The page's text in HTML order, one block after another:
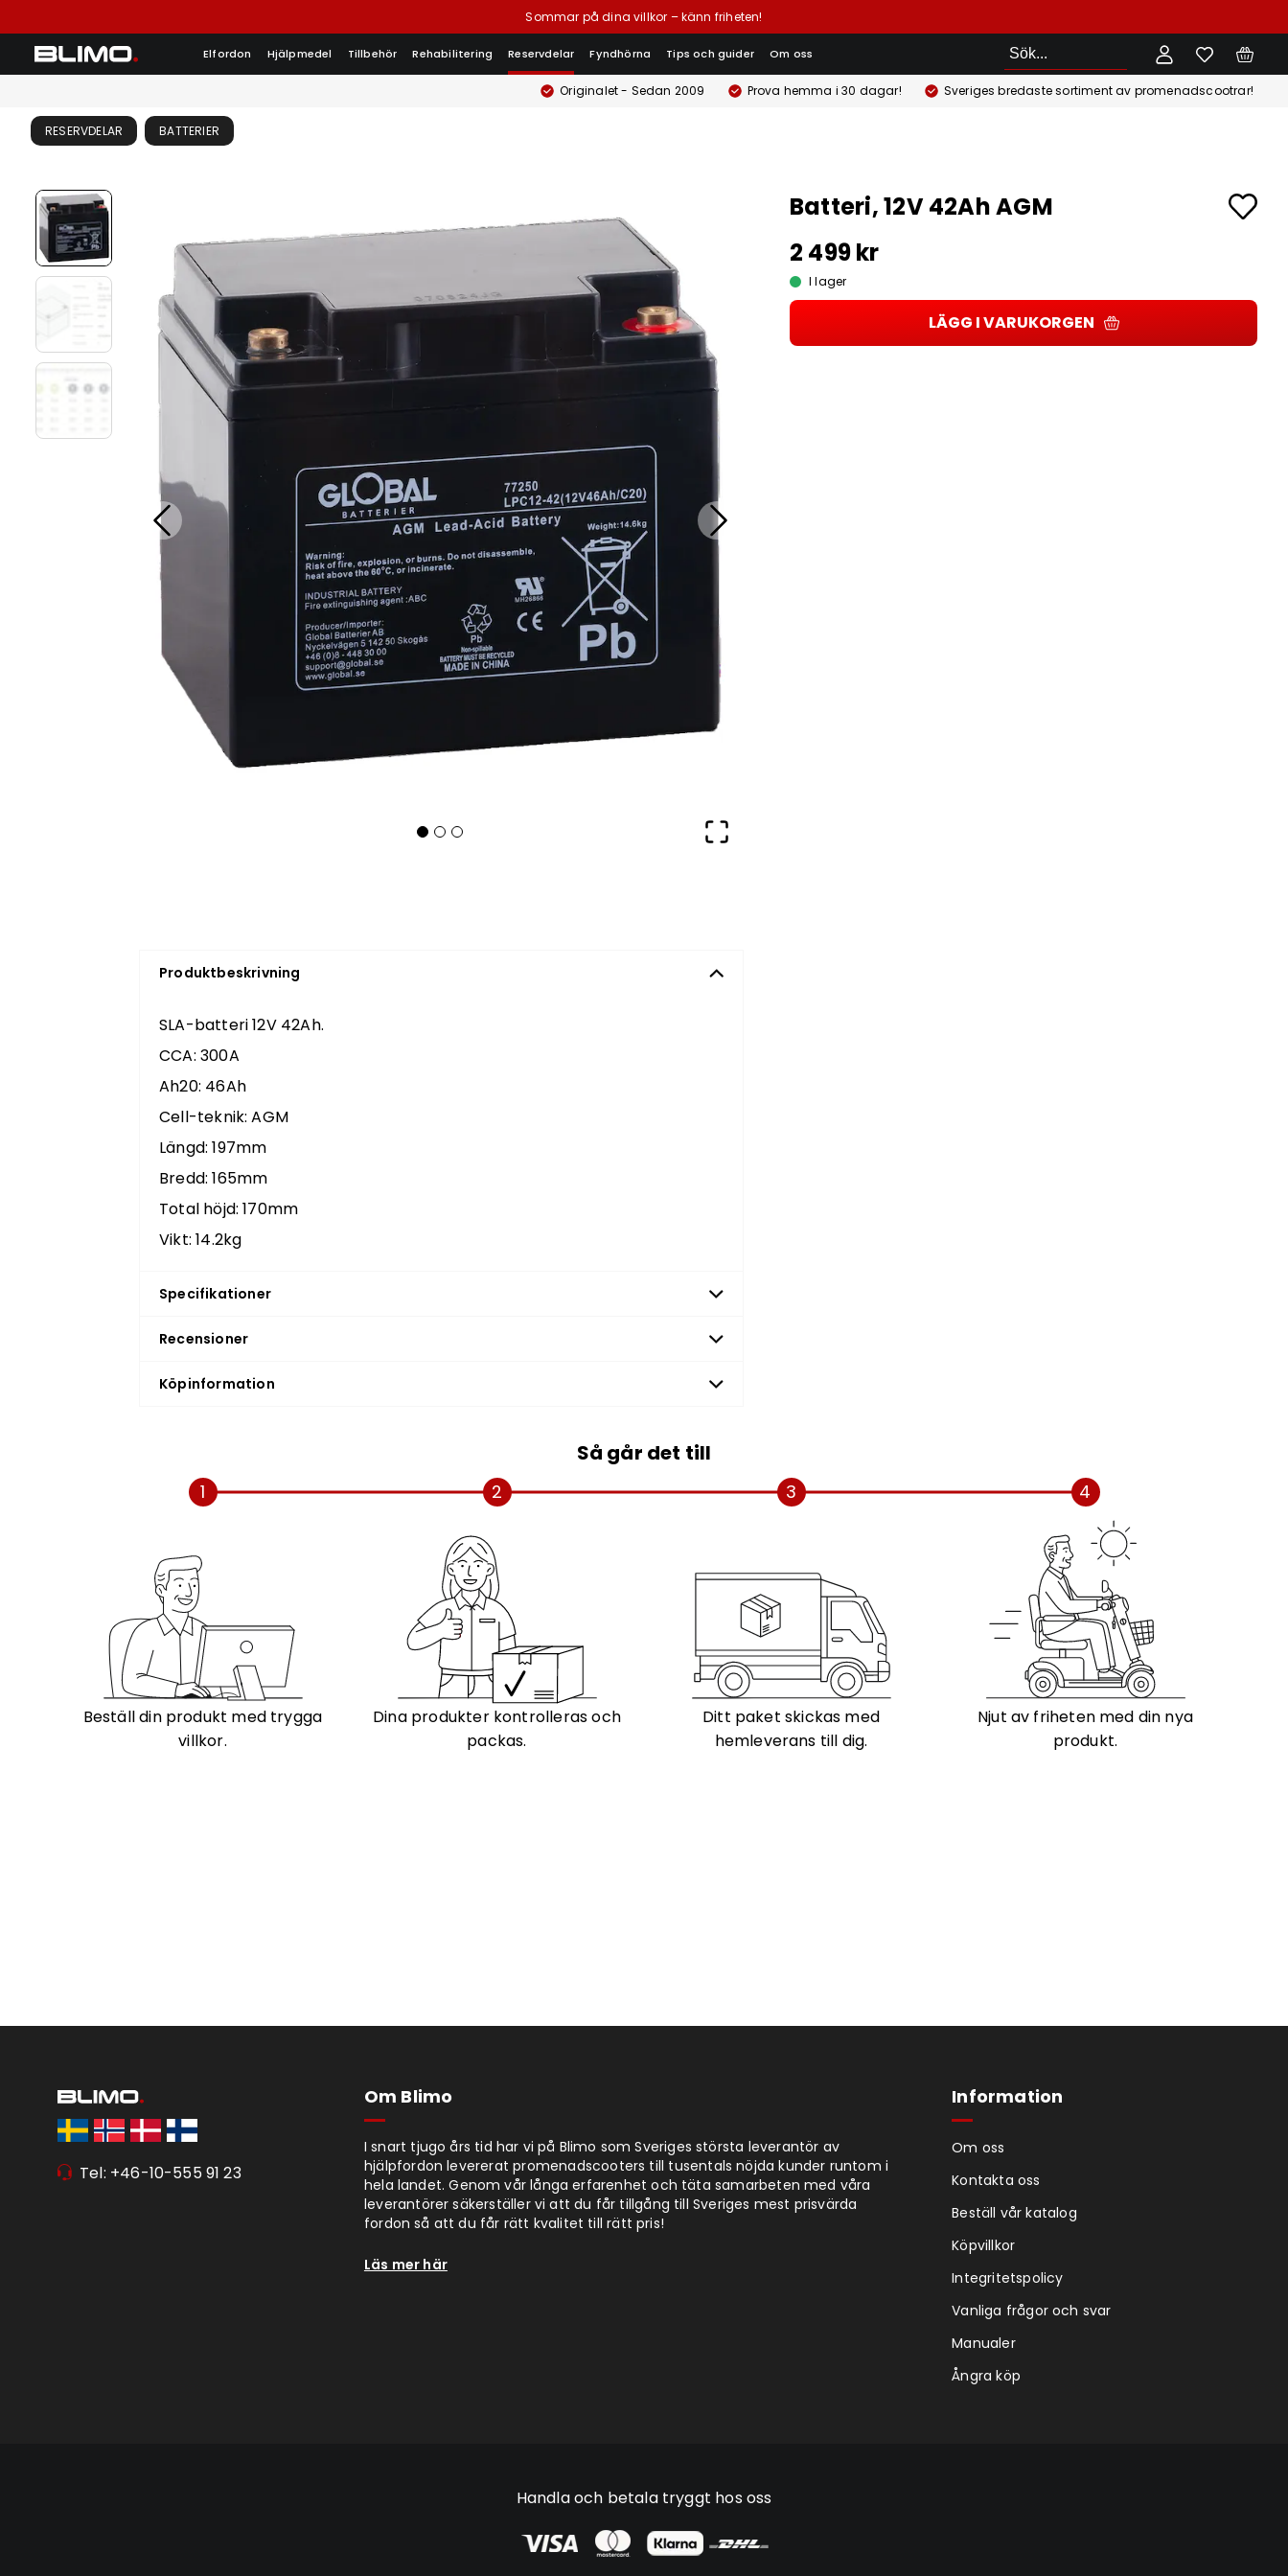
Sommar på dina villkor – känn friheten!
Elfordon Hjälpmedel Tillbehör Rehabilitering Reservdelar Fyndhörna Tips och guider Om oss Sök
Originalet - Sedan 2009 Prova hemma i 30 dagar! Sveriges bredaste sortiment av promenadscootrar!
RESERVDELAR BATTERIER
Batteri, 12V 42Ah AGM
2 499 kr
I lager
LÄGG I VARUKORGEN
Produktbeskrivning
SLA-batteri 12V 42Ah.
CCA: 300A
Ah20: 46Ah
Cell-teknik: AGM
Längd: 197mm
Bredd: 165mm
Total höjd: 170mm
Vikt: 14.2kg
Specifikationer
Recensioner
Köpinformation
Så går det till
1
Beställ din produkt med trygga
villkor.
2
Dina produkter kontrolleras och
packas.
3
Ditt paket skickas med
hemleverans till dig.
4
Njut av friheten med din nya
produkt.
Tel: +46-10-555 91 23
Om Blimo
I snart tjugo års tid har vi på Blimo som Sveriges största leverantör av
hjälpfordon levererat promenadscooters till tusentals nöjda kunder runtom i
hela landet. Genom vår långa erfarenhet och täta samarbeten med våra
leverantörer säkerställer vi att du får tillgång till Sveriges mest prisvärda
fordon så att du får rätt kvalitet till rätt pris!
Läs mer här
Information
Om oss
Kontakta oss
Beställ vår katalog
Köpvillkor
Integritetspolicy
Vanliga frågor och svar
Manualer
Ångra köp
Handla och betala tryggt hos oss